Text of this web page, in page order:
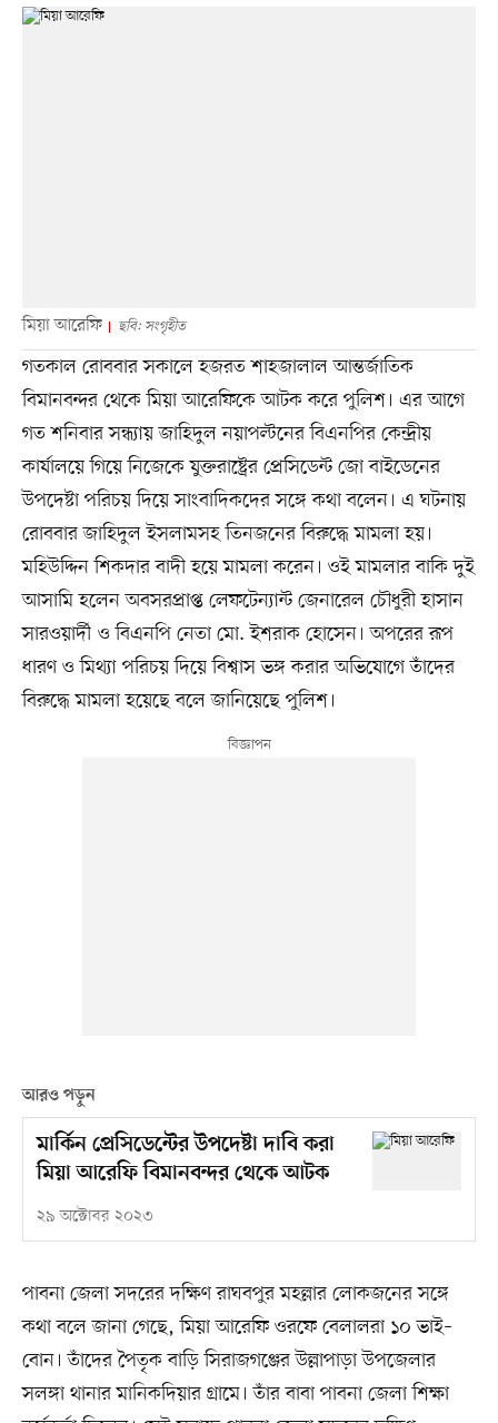
মিয়া আরেফি ছবি: সংগৃহীত
গতকাল রোববার সকালে হজরত শাহজালাল আন্তর্জাতিক
বিমানবন্দর থেকে মিয়া আরেফিকে আটক করে পুলিশ। এর আগে
গত শনিবার সন্ধ্যায় জাহিদুল নয়াপল্টনের বিএনপির কেন্দ্রীয়
কার্যালয়ে গিয়ে নিজেকে যুক্তরাষ্ট্রের প্রেসিডেন্ট জো বাইডেনের
উপদেষ্টা পরিচয় দিয়ে সাংবাদিকদের সঙ্গে কথা বলেন। এ ঘটনায়
রোববার জাহিদুল ইসলামসহ তিনজনের বিরুদ্ধে মামলা হয়।
মহিউদ্দিন শিকদার বাদী হয়ে মামলা করেন। ওই মামলার বাকি দুই
আসামি হলেন অবসরপ্রাপ্ত লেফটেন্যান্ট জেনারেল চৌধুরী হাসান
সারওয়ার্দী ও বিএনপি নেতা মো. ইশরাক হোসেন। অপরের রূপ
ধারণ ও মিথ্যা পরিচয় দিয়ে বিশ্বাস ভঙ্গ করার অভিযোগে তাঁদের
বিরুদ্ধে মামলা হয়েছে বলে জানিয়েছে পুলিশ।
আরও পড়ুন
মার্কিন প্রেসিডেন্টের উপদেষ্টা দাবি করা
মিয়া আরেফি বিমানবন্দর থেকে আটক
২৯ অক্টোবর ২০২৩
পাবনা জেলা সদরের দক্ষিণ রাঘবপুর মহল্লার লোকজনের সঙ্গে
কথা বলে জানা গেছে, মিয়া আরেফি ওরফে বেলালরা ১০ ভাই–
বোন। তাঁদের পৈতৃক বাড়ি সিরাজগঞ্জের উল্লাপাড়া উপজেলার
সলঙ্গা থানার মানিকদিয়ার গ্রামে। তাঁর বাবা পাবনা জেলা শিক্ষা